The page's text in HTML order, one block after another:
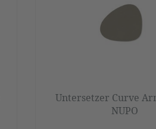
Untersetzer Curve
NUPO